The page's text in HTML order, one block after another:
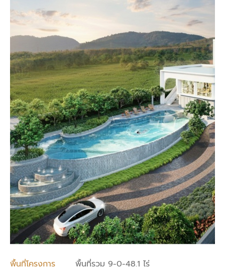
พื้นที่โครงการ
พื้นที่รวม 9-0-48.1 ไร่